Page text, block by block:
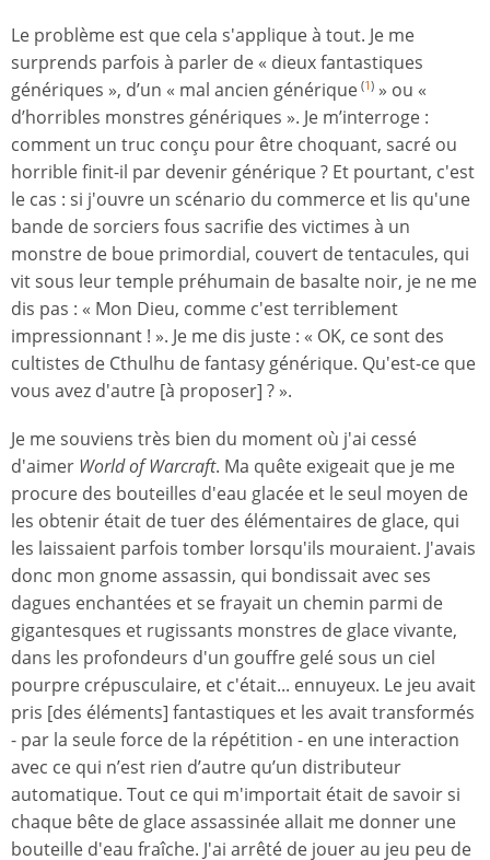
Le problème est que cela s'applique à tout. Je me
surprends parfois à parler de « dieux fantastiques
génériques », d’un « mal ancien générique (1) » ou «
d’horribles monstres génériques ». Je m’interroge :
comment un truc conçu pour être choquant, sacré ou
horrible finit-il par devenir générique ? Et pourtant, c'est
le cas : si j'ouvre un scénario du commerce et lis qu'une
bande de sorciers fous sacrifie des victimes à un
monstre de boue primordial, couvert de tentacules, qui
vit sous leur temple préhumain de basalte noir, je ne me
dis pas : « Mon Dieu, comme c'est terriblement
impressionnant ! ». Je me dis juste : « OK, ce sont des
cultistes de Cthulhu de fantasy générique. Qu'est-ce que
vous avez d'autre [à proposer] ? ».
Je me souviens très bien du moment où j'ai cessé
d'aimer World of Warcraft. Ma quête exigeait que je me
procure des bouteilles d'eau glacée et le seul moyen de
les obtenir était de tuer des élémentaires de glace, qui
les laissaient parfois tomber lorsqu'ils mouraient. J'avais
donc mon gnome assassin, qui bondissait avec ses
dagues enchantées et se frayait un chemin parmi de
gigantesques et rugissants monstres de glace vivante,
dans les profondeurs d'un gouffre gelé sous un ciel
pourpre crépusculaire, et c'était... ennuyeux. Le jeu avait
pris [des éléments] fantastiques et les avait transformés
- par la seule force de la répétition - en une interaction
avec ce qui n’est rien d’autre qu’un distributeur
automatique. Tout ce qui m'importait était de savoir si
chaque bête de glace assassinée allait me donner une
bouteille d'eau fraîche. J'ai arrêté de jouer au jeu peu de